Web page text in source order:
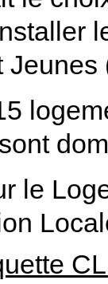
Jeunes
le